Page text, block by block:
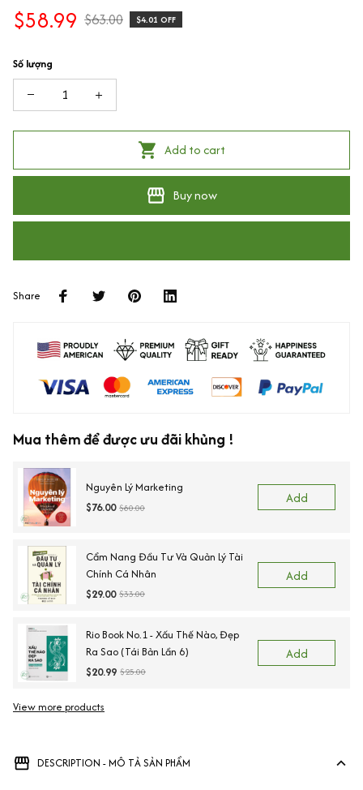
$58.99 $63.00 $4.01 OFF
Số lượng
Add to cart
Buy now
Share
Mua thêm để được ưu đãi khủng !
Nguyên Lý Marketing
$76.00 $80.00
Add
Cẩm Nang Đầu Tư Và Quản Lý Tài
Chính Cá Nhân
$29.00 $33.00
Add
Rio Book No.1 - Xấu Thế Nào, Đẹp
Ra Sao (Tái Bản Lần 6)
$20.99 $25.00
Add
View more products
DESCRIPTION - MÔ TẢ SẢN PHẨM